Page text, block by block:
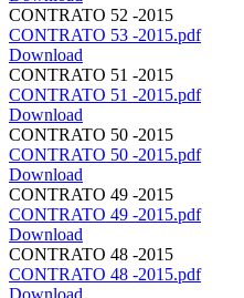
CONTRATO 52 -2015
CONTRATO 53 -2015.pdf
Download
CONTRATO 51 -2015
CONTRATO 51 -2015.pdf
Download
CONTRATO 50 -2015
CONTRATO 50 -2015.pdf
Download
CONTRATO 49 -2015
CONTRATO 49 -2015.pdf
Download
CONTRATO 48 -2015
CONTRATO 48 -2015.pdf